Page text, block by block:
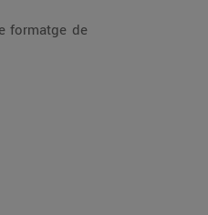
formatge de